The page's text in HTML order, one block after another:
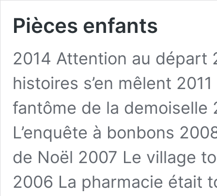
Pièces enfants
2014 Attention au départ
histoires s’en mêlent
fantôme de la
L’enquête à bonbons
de Noël 2007 Le village
2006 La pharmacie était